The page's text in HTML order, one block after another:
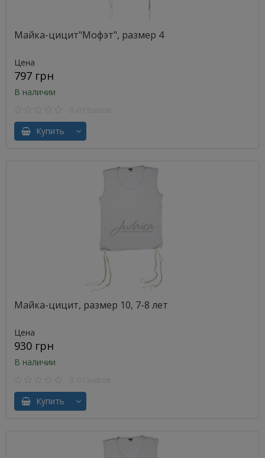
Майка-цицит"Мофэт", размер 4
Цена
797 грн
В наличии
Купить
Майка-цицит, размер 10, 7-8 лет
Цена
930 грн
В наличии
Купить